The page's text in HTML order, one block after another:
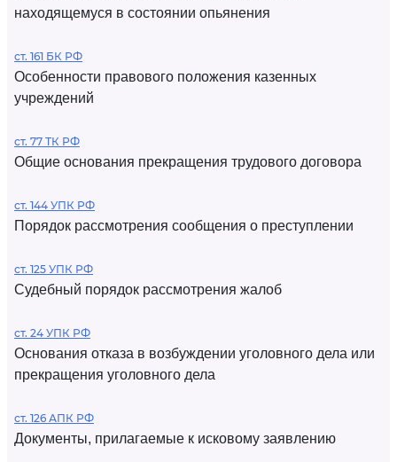
находящемуся в состоянии опьянения
ст. 161 БК РФ
Особенности правового положения казенных
учреждений
ст. 77 ТК РФ
Общие основания прекращения трудового договора
ст. 144 УПК РФ
Порядок рассмотрения сообщения о преступлении
ст. 125 УПК РФ
Судебный порядок рассмотрения жалоб
ст. 24 УПК РФ
Основания отказа в возбуждении уголовного дела или
прекращения уголовного дела
ст. 126 АПК РФ
Документы, прилагаемые к исковому заявлению